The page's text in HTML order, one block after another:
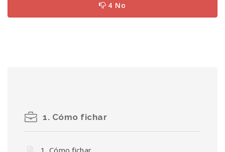
4 No
1. Cómo fichar
1. Cómo fichar